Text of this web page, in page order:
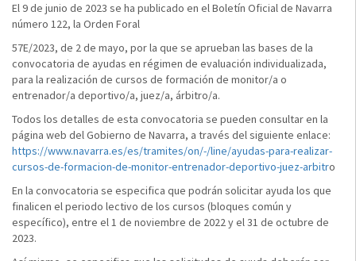
El 9 de junio de 2023 se ha publicado en el Boletín Oficial de Navarra
número 122, la Orden Foral
57E/2023, de 2 de mayo, por la que se aprueban las bases de la
convocatoria de ayudas en régimen de evaluación individualizada,
para la realización de cursos de formación de monitor/a o
entrenador/a deportivo/a, juez/a, árbitro/a.
Todos los detalles de esta convocatoria se pueden consultar en la
página web del Gobierno de Navarra, a través del siguiente enlace:
https://www.navarra.es/es/tramites/on/-/line/ayudas-para-realizar-
cursos-de-formacion-de-monitor-entrenador-deportivo-juez-arbitro
En la convocatoria se especifica que podrán solicitar ayuda los que
finalicen el periodo lectivo de los cursos (bloques común y
específico), entre el 1 de noviembre de 2022 y el 31 de octubre de
2023.